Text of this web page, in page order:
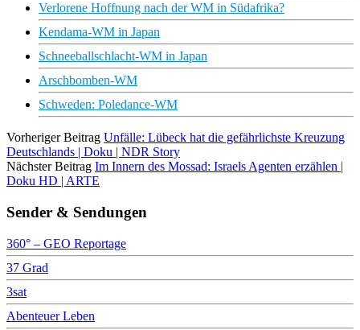
Verlorene Hoffnung nach der WM in Südafrika?
Kendama-WM in Japan
Schneeballschlacht-WM in Japan
Arschbomben-WM
Schweden: Poledance-WM
Vorheriger Beitrag Unfälle: Lübeck hat die gefährlichste Kreuzung
Deutschlands | Doku | NDR Story
Nächster Beitrag Im Innern des Mossad: Israels Agenten erzählen |
Doku HD | ARTE
Sender & Sendungen
360° – GEO Reportage
37 Grad
3sat
Abenteuer Leben